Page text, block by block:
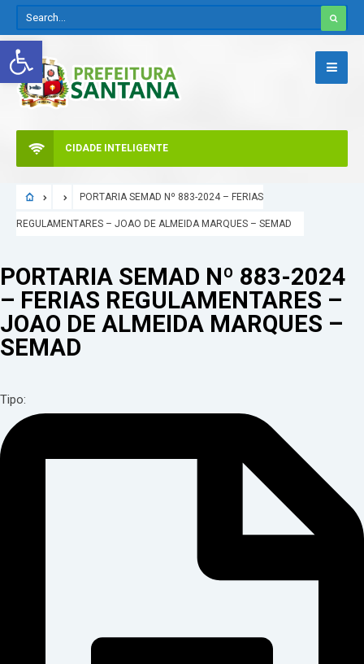
Abrir a barra de ferramentas
CIDADE INTELIGENTE
PORTARIA SEMAD Nº 883-2024 – FERIAS
REGULAMENTARES – JOAO DE ALMEIDA MARQUES – SEMAD
PORTARIA SEMAD Nº 883-2024
– FERIAS REGULAMENTARES –
JOAO DE ALMEIDA MARQUES –
SEMAD
Tipo: